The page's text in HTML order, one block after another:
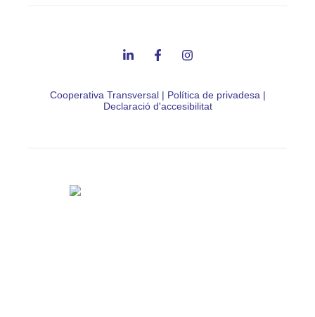
Cooperativa Transversal| Política de privadesa |
Declaració d'accesibilitat